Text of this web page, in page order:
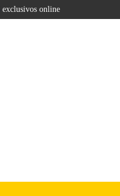
exclusivos online